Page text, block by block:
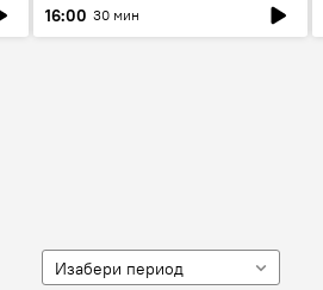
16:00 30 мин
Изабери период